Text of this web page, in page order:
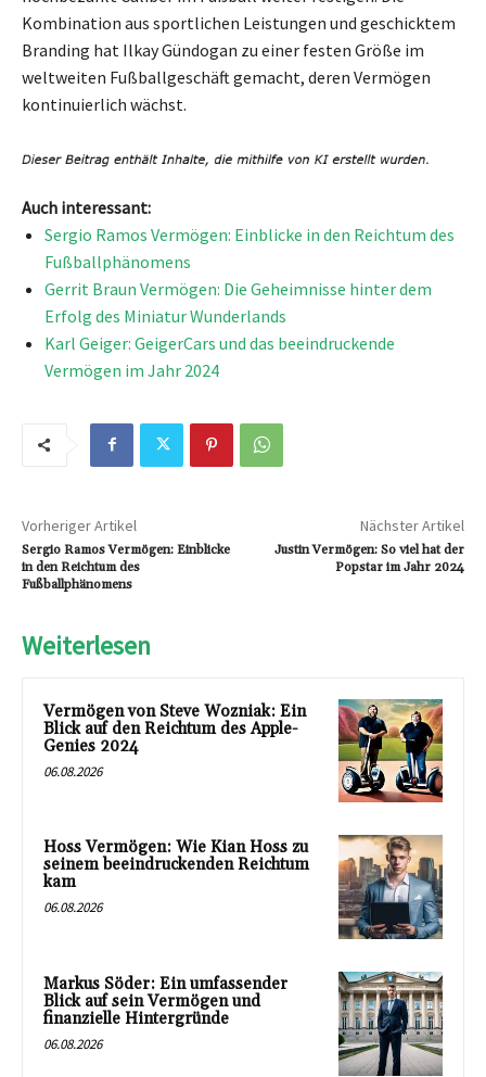
Kombination aus sportlichen Leistungen und geschicktem
Branding hat Ilkay Gündogan zu einer festen Größe im
weltweiten Fußballgeschäft gemacht, deren Vermögen
kontinuierlich wächst.
Auch interessant:
Sergio Ramos Vermögen: Einblicke in den Reichtum des
Fußballphänomens
Gerrit Braun Vermögen: Die Geheimnisse hinter dem
Erfolg des Miniatur Wunderlands
Karl Geiger: GeigerCars und das beeindruckende
Vermögen im Jahr 2024
Vorheriger Artikel
Sergio Ramos Vermögen: Einblicke
in den Reichtum des
Fußballphänomens
Nächster Artikel
Justin Vermögen: So viel hat der
Popstar im Jahr 2024
Weiterlesen
Vermögen von Steve Wozniak: Ein
Blick auf den Reichtum des Apple-
Genies 2024
06.08.2026
Hoss Vermögen: Wie Kian Hoss zu
seinem beeindruckenden Reichtum
kam
06.08.2026
Markus Söder: Ein umfassender
Blick auf sein Vermögen und
finanzielle Hintergründe
06.08.2026